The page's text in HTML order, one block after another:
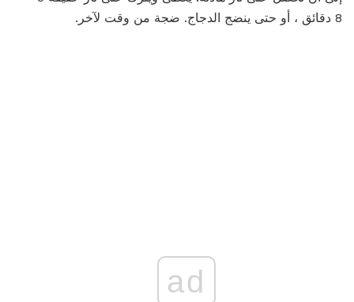
8 دقائق ، أو حتى ينضج الدجاج. ضجة من وقت لآخر.
ad